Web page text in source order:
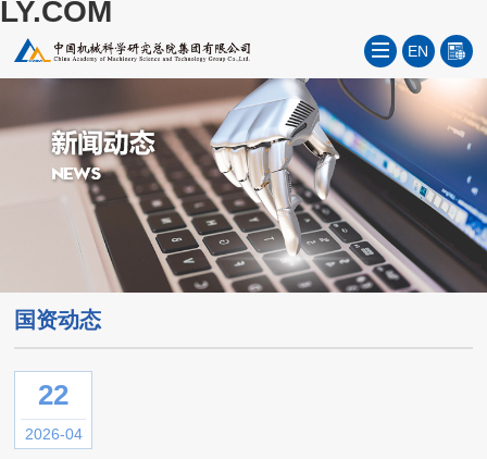
LY.COM
EN
国资动态
22
2026-04